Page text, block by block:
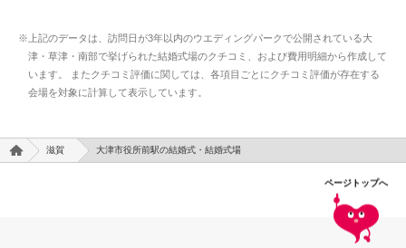
※上記のデータは、訪問日が3年以内のウエディングパークで公開されている大
津・草津・南部で挙げられた結婚式場のクチコミ、および費用明細から作成して
います。 またクチコミ評価に関しては、各項目ごとにクチコミ評価が存在する
会場を対象に計算して表示しています。
滋賀 大津市役所前駅の結婚式・結婚式場
ページトップへ